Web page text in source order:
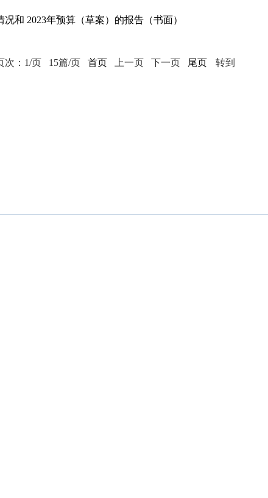
和 2023年预算（草案）的报告（书面）
次：1/页 15篇/页 首页 上一页 下一页 尾页 转到